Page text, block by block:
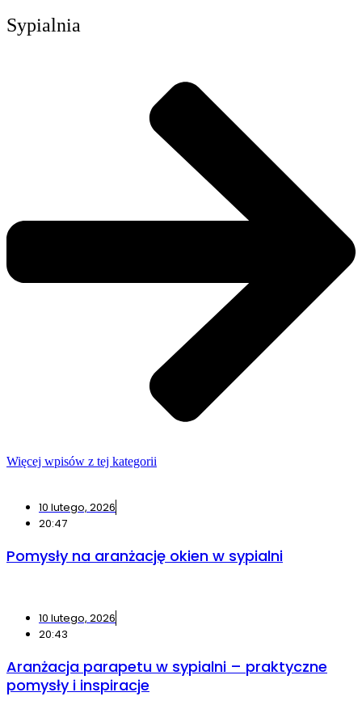
Sypialnia
Więcej wpisów z tej kategorii
10 lutego, 2026
20:47
Pomysły na aranżację okien w sypialni
10 lutego, 2026
20:43
Aranżacja parapetu w sypialni – praktyczne
pomysły i inspiracje